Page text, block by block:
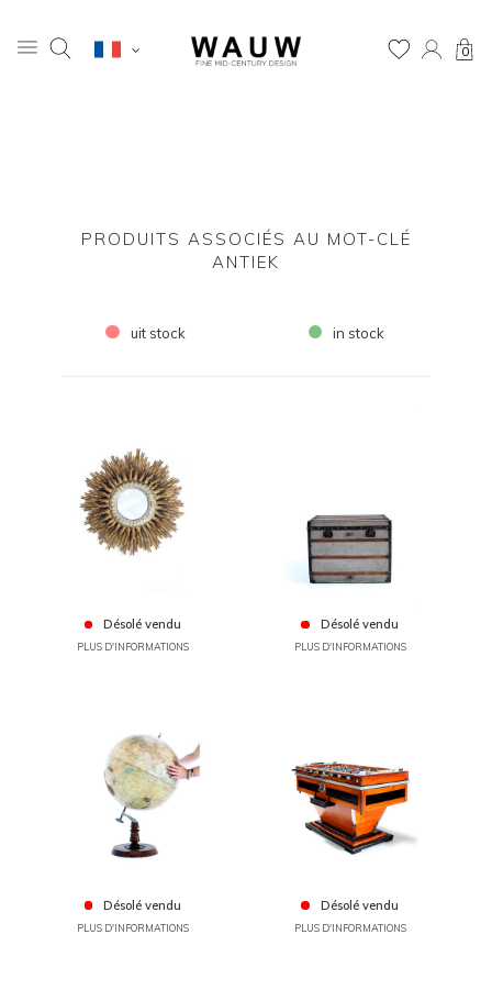
0
PRODUITS ASSOCIÉS AU MOT-CLÉ
ANTIEK
uit stock in stock
Désolé vendu
PLUS D'INFORMATIONS
Désolé vendu
PLUS D'INFORMATIONS
Désolé vendu
PLUS D'INFORMATIONS
Désolé vendu
PLUS D'INFORMATIONS